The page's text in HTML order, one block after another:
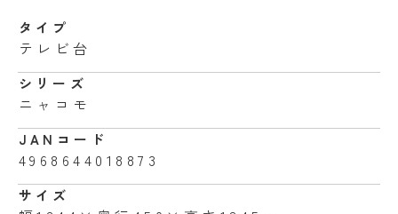
タイプ
テレビ台
シリーズ
ニャコモ
JANコード
4968644018873
サイズ